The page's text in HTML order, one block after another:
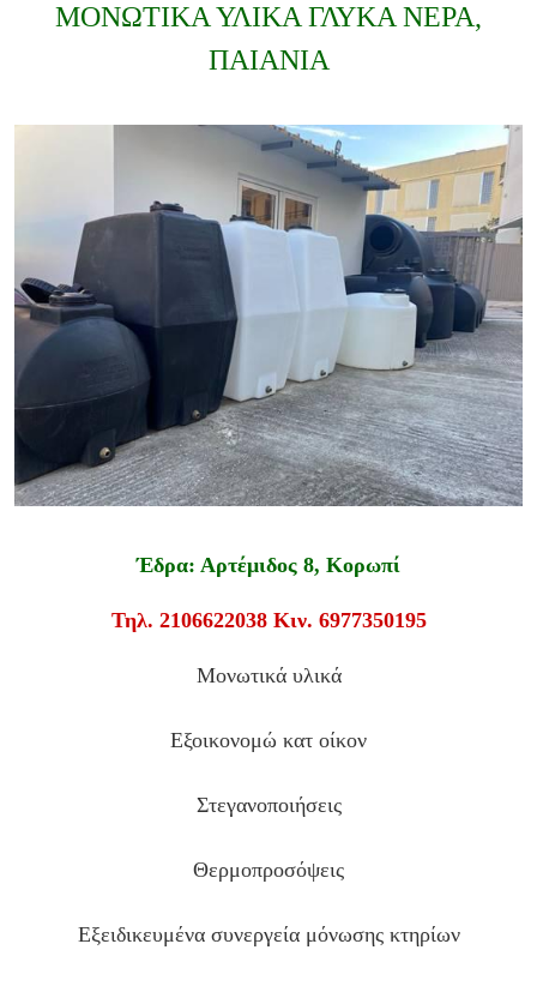
ΜΟΝΩΤΙΚΑ ΥΛΙΚΑ ΓΛΥΚΑ ΝΕΡΑ,
ΠΑΙΑΝΙΑ
Έδρα: Αρτέμιδος 8, Κορωπί
Τηλ. 2106622038 Κιν. 6977350195
Μονωτικά υλικά
Εξοικονομώ κατ οίκον
Στεγανοποιήσεις
Θερμοπροσόψεις
Εξειδικευμένα συνεργεία μόνωσης κτηρίων